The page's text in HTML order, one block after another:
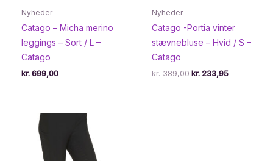
Nyheder
Catago – Micha merino
leggings – Sort / L –
Catago
kr. 699,00
Nyheder
Catago -Portia vinter
stævnebluse – Hvid / S –
Catago
kr.389,00 Den
kr. 233,95Den